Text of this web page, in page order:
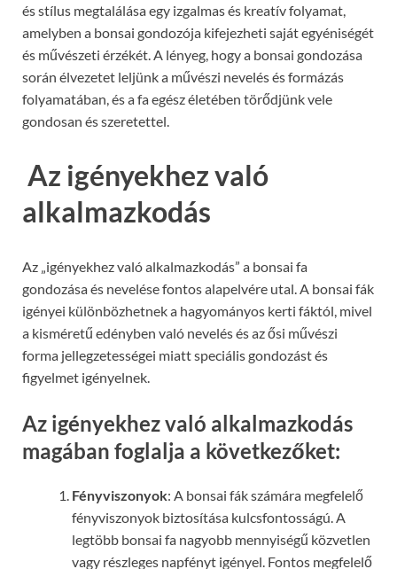
és stílus megtalálása egy izgalmas és kreatív folyamat,
amelyben a bonsai gondozója kifejezheti saját egyéniségét
és művészeti érzékét. A lényeg, hogy a bonsai gondozása
során élvezetet leljünk a művészi nevelés és formázás
folyamatában, és a fa egész életében törődjünk vele
gondosan és szeretettel.
Az igényekhez való
alkalmazkodás
Az „igényekhez való alkalmazkodás” a bonsai fa
gondozása és nevelése fontos alapelvére utal. A bonsai fák
igényei különbözhetnek a hagyományos kerti fáktól, mivel
a kisméretű edényben való nevelés és az ősi művészi
forma jellegzetességei miatt speciális gondozást és
figyelmet igényelnek.
Az igényekhez való alkalmazkodás
magában foglalja a következőket:
Fényviszonyok: A bonsai fák számára megfelelő
fényviszonyok biztosítása kulcsfontosságú. A
legtöbb bonsai fa nagyobb mennyiségű közvetlen
vagy részleges napfényt igényel. Fontos megfelelő